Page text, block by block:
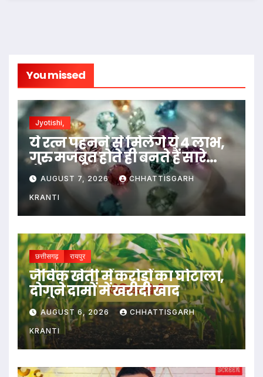
You missed
Jyotishi,
ये रत्न पहनने से मिलेंगे ये 4 लाभ,
गुरु मजबूत होते ही बनते हैं सारे
काम…
AUGUST 7, 2026 CHHATTISGARH
KRANTI
छत्तीसगढ़ रायपुर
जैविक खेती में करोड़ों का घोटाला,
दोगुने दामों में खरीदी खाद
AUGUST 6, 2026 CHHATTISGARH
KRANTI